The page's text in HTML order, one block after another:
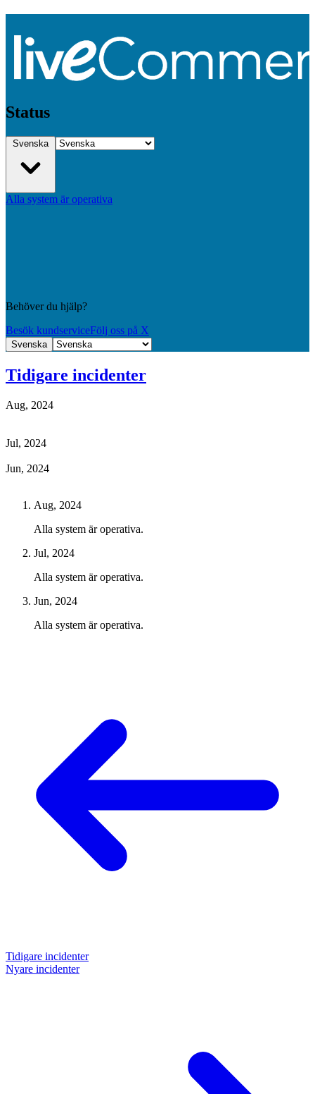
Status
Svenska
Alla system är operativa
Behöver du hjälp?
Besök kundserviceFölj oss på X
Svenska
Tidigare incidenter
Aug, 2024
Jul, 2024
Jun, 2024
Aug, 2024
Alla system är operativa.
Jul, 2024
Alla system är operativa.
Jun, 2024
Alla system är operativa.
Tidigare incidenter
Nyare incidenter